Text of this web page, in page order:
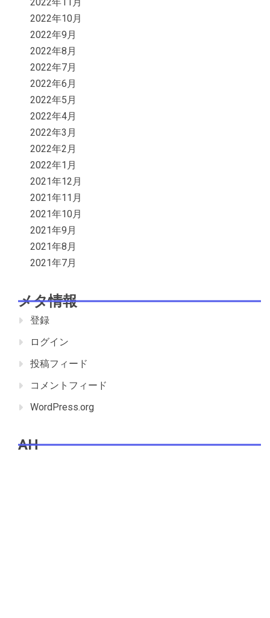
2022年10月
2022年9月
2022年8月
2022年7月
2022年6月
2022年5月
2022年4月
2022年3月
2022年2月
2022年1月
2021年12月
2021年11月
2021年10月
2021年9月
2021年8月
2021年7月
メタ情報
登録
ログイン
投稿フィード
コメントフィード
WordPress.org
AH